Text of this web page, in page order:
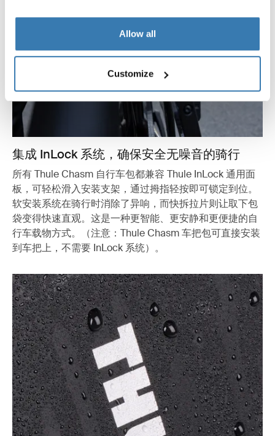
Allow all
Customize
集成 InLock 系统，确保安全无噪音的骑行
所有 Thule Chasm 自行车包都兼容 Thule InLock 通用面
板，可轻松滑入安装支架，通过拇指轻按即可锁定到位。
软安装系统在骑行时消除了异响，而快拆拉片则让取下包
袋变得快速直观。这是一种更智能、更安静和更便捷的自
行车载物方式。（注意：Thule Chasm 车把包可直接安装
到车把上，不需要 InLock 系统）。